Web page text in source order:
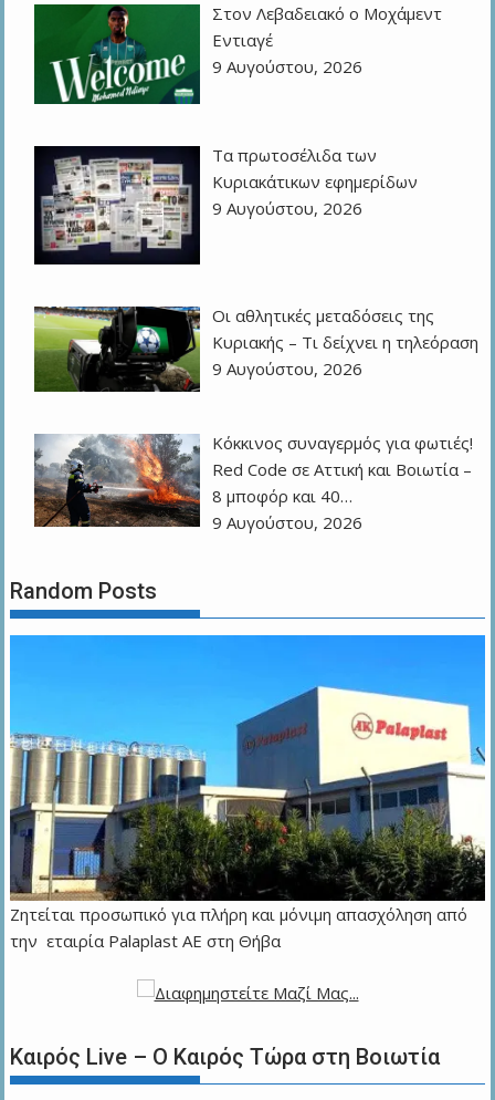
Στον Λεβαδειακό ο Μοχάμεντ
Εντιαγέ
9 Αυγούστου, 2026
Τα πρωτοσέλιδα των
Kυριακάτικων εφημερίδων
9 Αυγούστου, 2026
Οι αθλητικές μεταδόσεις της
Κυριακής – Τι δείχνει η τηλεόραση
9 Αυγούστου, 2026
Κόκκινος συναγερμός για φωτιές!
Red Code σε Αττική και Βοιωτία –
8 μποφόρ και 40…
9 Αυγούστου, 2026
Random Posts
Ζητείται προσωπικό για πλήρη και μόνιμη απασχόληση από
την εταιρία Palaplast AE στη Θήβα
Καιρός Live – Ο Καιρός Τώρα στη Βοιωτία